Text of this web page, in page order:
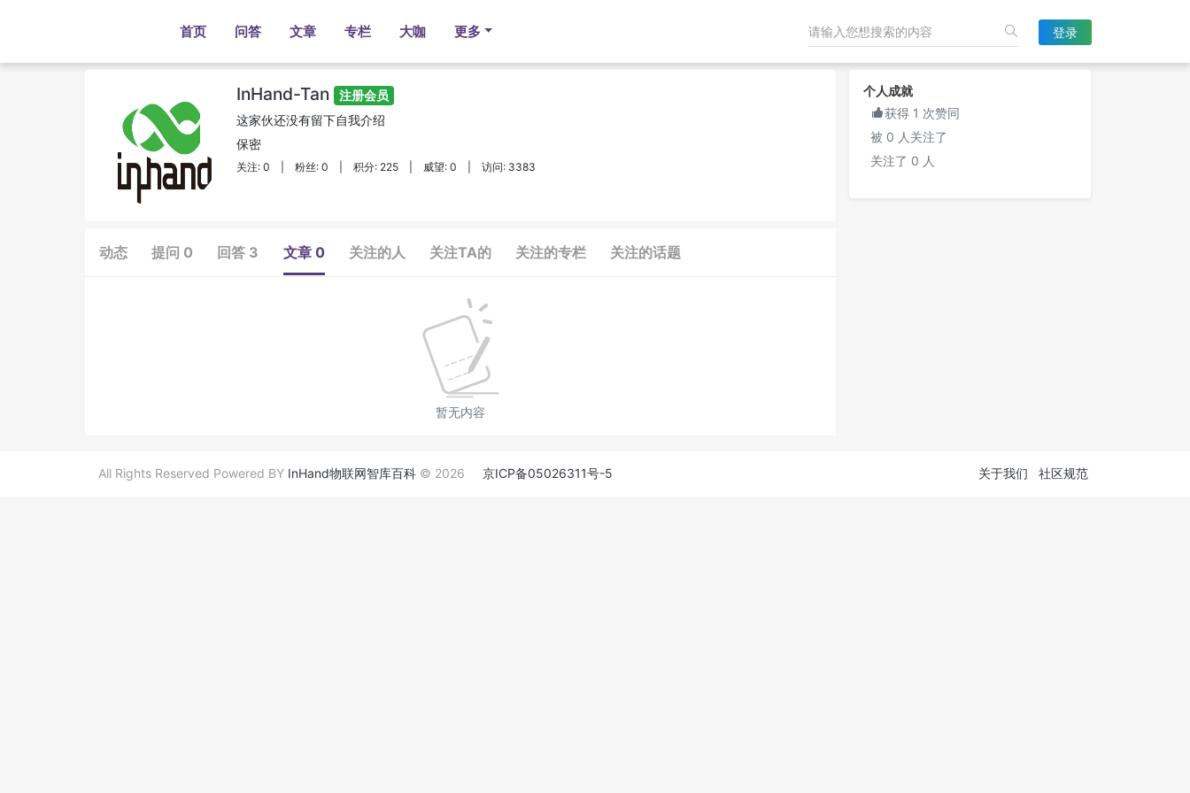
首页 问答 文章 专栏 大咖 更多 登录
InHand-Tan
注册会员
这家伙还没有留下自我介绍
保密
关注: 0 粉丝: 0 积分: 225 威望: 0 访问: 3383
动态 提问 0 回答 3 文章 0 关注的人 关注TA的 关注的专栏 关注的话题
暂无内容
个人成就
获得 1 次赞同
被 0 人关注了
关注了 0 人
All Rights Reserved Powered BY InHand物联网智库百科 © 2026 京ICP备05026311号-5 关于我们 社区规范